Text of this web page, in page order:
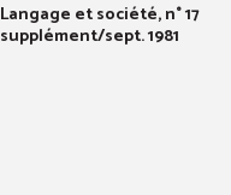
Langage et société, n° 17
supplément/sept. 1981